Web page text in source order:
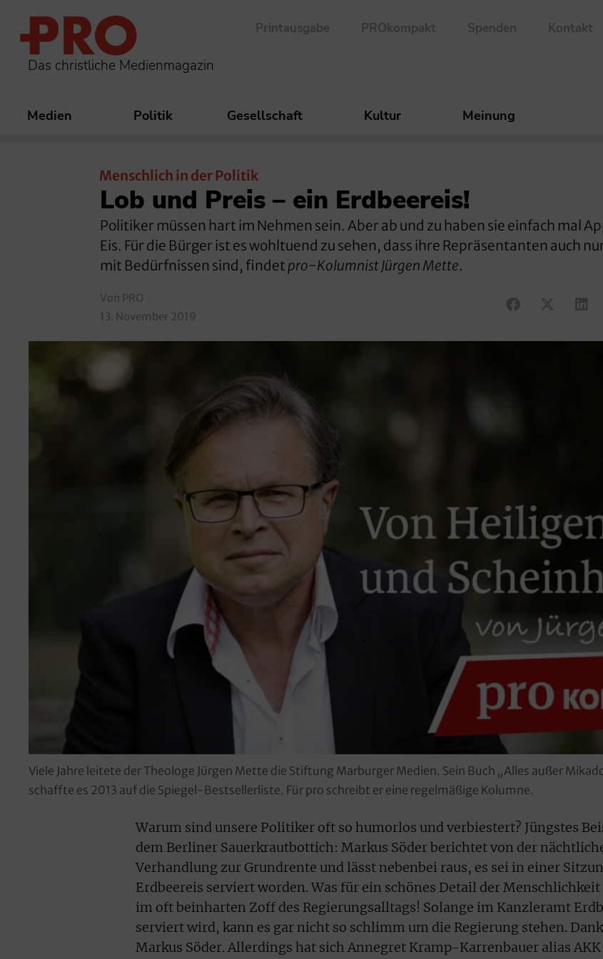
Das christliche Medienmagazin
Printausgabe PROkompakt Spenden Kontakt
Medien Politik Gesellschaft Kultur Meinung
Menschlich in der Politik
Lob und Preis – ein Erdbeereis!
Politiker müssen hart im Nehmen sein. Aber ab und zu haben sie einfach mal
Eis. Für die Bürger ist es wohltuend zu sehen, dass ihre Repräsentanten auch
mit Bedürfnissen sind, findet pro-Kolumnist Jürgen Mette.
Von PRO
13. November 2019
Viele Jahre leitete der Theologe Jürgen Mette die Stiftung Marburger Medien. Sein Buch „Alles außer
schaffte es 2013 auf die Spiegel-Bestsellerliste. Für pro schreibt er eine regelmäßige Kolumne.
Warum sind unsere Politiker oft so humorlos und verbiestert? Jüngstes
dem Berliner Sauerkrautbottich: Markus Söder berichtet von der
Verhandlung zur Grundrente und lässt nebenbei raus, es sei in einer
Erdbeereis serviert worden. Was für ein schönes Detail der
im oft beinharten Zoff des Regierungsalltags! Solange im Kanzleramt
serviert wird, kann es gar nicht so schlimm um die Regierung stehen.
Markus Söder. Allerdings hat sich Annegret Kramp-Karrenbauer alias